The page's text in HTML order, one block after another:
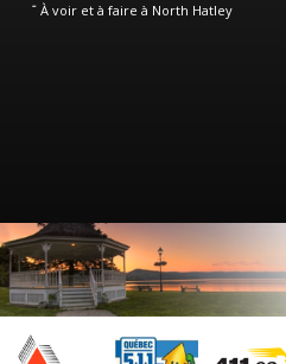
À voir et à faire à North Hatley